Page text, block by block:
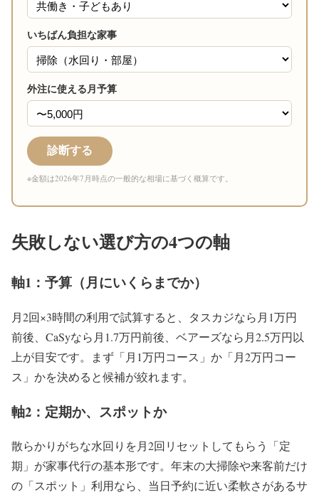
いちばん負担な家事
外注に使える月予算
診断する
※金額は2026年7月時点の一般的な相場に基づく概算です。
失敗しない選び方の4つの軸
軸1：予算（月にいくらまでか）
月2回×3時間の利用で試算すると、タスカジなら月1万円
前後、CaSyなら月1.7万円前後、ベアーズなら月2.5万円以
上が目安です。まず「月1万円コース」か「月2万円コー
ス」かを決めると候補が絞れます。
軸2：定期か、スポットか
散らかりがちな水回りを月2回リセットしてもらう「定
期」が家事代行の基本形です。年末の大掃除や来客前だけ
の「スポット」利用なら、当日予約に近い柔軟さがあるサ